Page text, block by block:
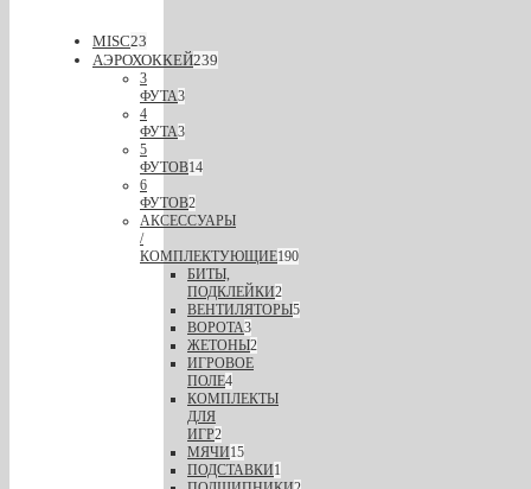
MISC23
АЭРОХОККЕЙ239
3
ФУТА3
4
ФУТА3
5
ФУТОВ14
6
ФУТОВ2
АКСЕССУАРЫ
/
КОМПЛЕКТУЮЩИЕ190
БИТЫ,
ПОДКЛЕЙКИ2
ВЕНТИЛЯТОРЫ5
ВОРОТА3
ЖЕТОНЫ2
ИГРОВОЕ
ПОЛЕ4
КОМПЛЕКТЫ
ДЛЯ
ИГР2
МЯЧИ15
ПОДСТАВКИ1